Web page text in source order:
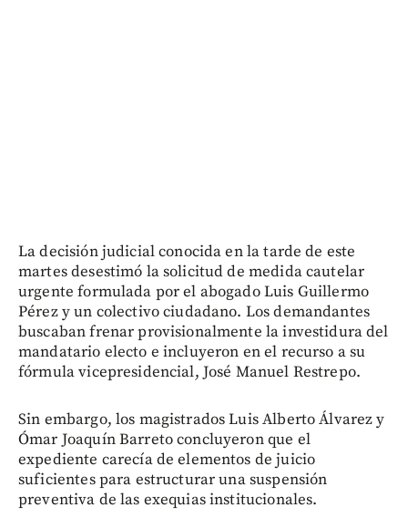
La decisión judicial conocida en la tarde de este
martes desestimó la solicitud de medida cautelar
urgente formulada por el abogado Luis Guillermo
Pérez y un colectivo ciudadano. Los demandantes
buscaban frenar provisionalmente la investidura del
mandatario electo e incluyeron en el recurso a su
fórmula vicepresidencial, José Manuel Restrepo.
Sin embargo, los magistrados Luis Alberto Álvarez y
Ómar Joaquín Barreto concluyeron que el
expediente carecía de elementos de juicio
suficientes para estructurar una suspensión
preventiva de las exequias institucionales.